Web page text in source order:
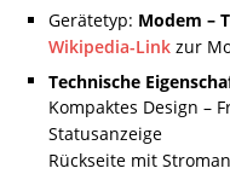
Gerätetyp: Modem –
Wikipedia-Link zur
Technische
Kompaktes Design –
Statusanzeige
Rückseite mit